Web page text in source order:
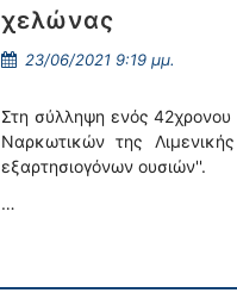
χελώνας
23/06/2021 9:19 μμ.
Στη σύλληψη ενός
Ναρκωτικών της
εξαρτησιογόνων ουσιών''.
…